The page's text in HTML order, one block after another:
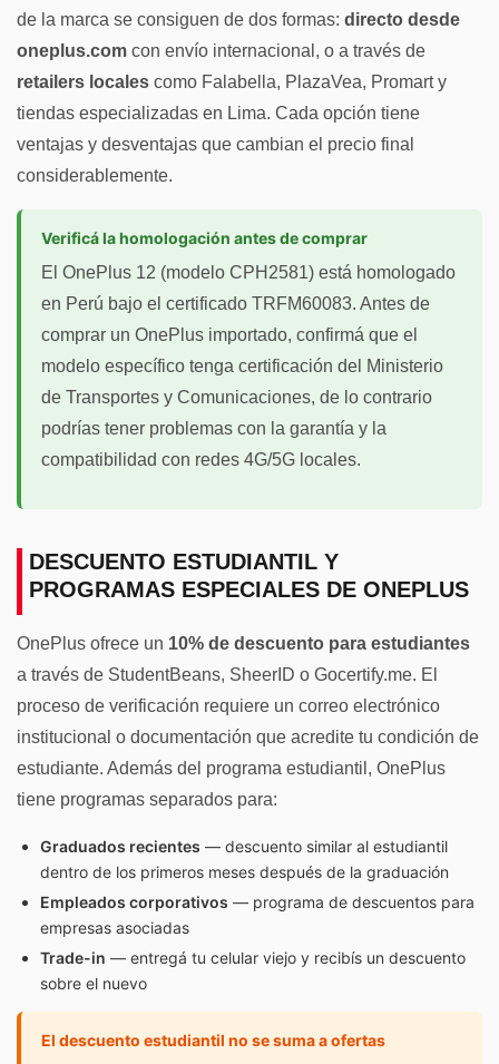
de la marca se consiguen de dos formas: directo desde
oneplus.com con envío internacional, o a través de
retailers locales como Falabella, PlazaVea, Promart y
tiendas especializadas en Lima. Cada opción tiene
ventajas y desventajas que cambian el precio final
considerablemente.
Verificá la homologación antes de comprar
El OnePlus 12 (modelo CPH2581) está homologado
en Perú bajo el certificado TRFM60083. Antes de
comprar un OnePlus importado, confirmá que el
modelo específico tenga certificación del Ministerio
de Transportes y Comunicaciones, de lo contrario
podrías tener problemas con la garantía y la
compatibilidad con redes 4G/5G locales.
DESCUENTO ESTUDIANTIL Y
PROGRAMAS ESPECIALES DE ONEPLUS
OnePlus ofrece un 10% de descuento para estudiantes
a través de StudentBeans, SheerID o Gocertify.me. El
proceso de verificación requiere un correo electrónico
institucional o documentación que acredite tu condición de
estudiante. Además del programa estudiantil, OnePlus
tiene programas separados para:
Graduados recientes — descuento similar al estudiantil
dentro de los primeros meses después de la graduación
Empleados corporativos — programa de descuentos para
empresas asociadas
Trade-in — entregá tu celular viejo y recibís un descuento
sobre el nuevo
El descuento estudiantil no se suma a ofertas